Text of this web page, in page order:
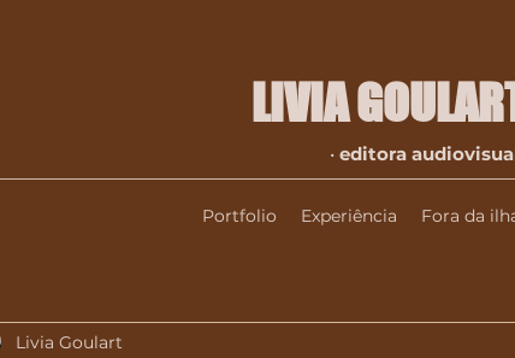
LIVIA
• editora
Portfolio Experiência Fora da
Livia Goulart